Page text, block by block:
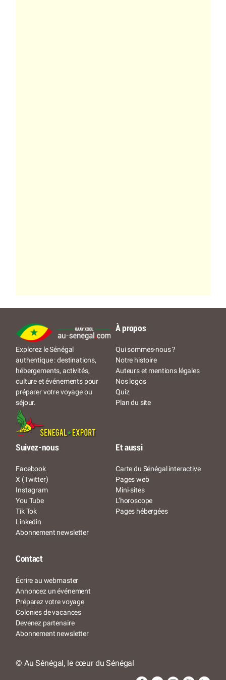
Explorez le Sénégal
authentique : destinations,
hébergements, activités,
culture et événements pour
préparer votre voyage ou
séjour.
À propos
Qui sommes-nous ?
Notre histoire
Auteurs et mentions légales
Nos logos
Quiz
Plan du site
Suivez-nous
Facebook
X (Twitter)
Instagram
You Tube
Tik Tok
Linkedin
Abonnement newsletter
Et aussi
Carte du Sénégal interactive
Pages web
Mini-sites
L’horoscope
Pages hébergées
Contact
Écrire au webmaster
Annoncez un événement
Préparez votre voyage
Colonies de vacances
Devenez partenaire
Abonnement newsletter
© Au Sénégal, le cœur du Sénégal